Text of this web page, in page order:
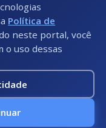
©: 2026
Política de
neste portal, você
o uso dessas